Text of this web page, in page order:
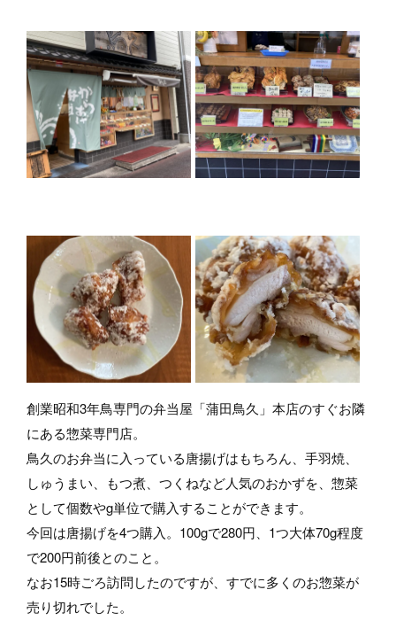
創業昭和3年鳥専門の弁当屋「蒲田鳥久」本店のすぐお隣
にある惣菜専門店。
鳥久のお弁当に入っている唐揚げはもちろん、手羽焼、
しゅうまい、もつ煮、つくねなど人気のおかずを、惣菜
として個数やg単位で購入することができます。
今回は唐揚げを4つ購入。100gで280円、1つ大体70g程度
で200円前後とのこと。
なお15時ごろ訪問したのですが、すでに多くのお惣菜が
売り切れでした。